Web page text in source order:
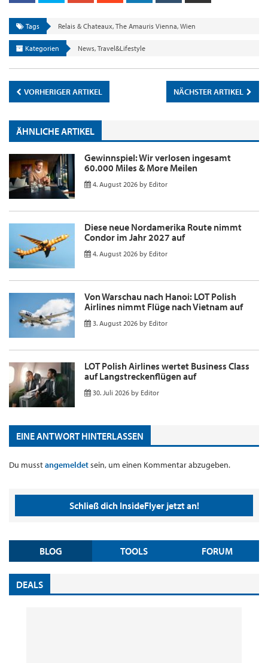
Tags Relais & Chateaux, The Amauris Vienna, Wien
Kategorien News, Travel&Lifestyle
VORHERIGER ARTIKEL NÄCHSTER ARTIKEL
ÄHNLICHE ARTIKEL
Gewinnspiel: Wir verlosen ingesamt
60.000 Miles & More Meilen
4. August 2026 by Editor
Diese neue Nordamerika Route nimmt
Condor im Jahr 2027 auf
4. August 2026 by Editor
Von Warschau nach Hanoi: LOT Polish
Airlines nimmt Flüge nach Vietnam auf
3. August 2026 by Editor
LOT Polish Airlines wertet Business Class
auf Langstreckenflügen auf
30. Juli 2026 by Editor
EINE ANTWORT HINTERLASSEN
Du musstangemeldetsein, um einen Kommentar abzugeben.
Schließ dich InsideFlyer jetzt an!
BLOG TOOLS FORUM
DEALS